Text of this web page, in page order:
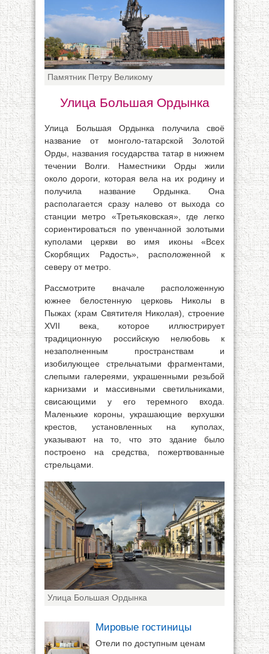
Памятник Петру Великому
Улица Большая Ордынка
Улица Большая Ордынка получила своё
название от монголо-татарской Золотой
Орды, названия государства татар в нижнем
течении Волги. Наместники Орды жили
около дороги, которая вела на их родину и
получила название Ордынка. Она
располагается сразу налево от выхода со
станции метро «Третьяковская», где легко
сориентироваться по увенчанной золотыми
куполами церкви во имя иконы «Всех
Скорбящих Радость», расположенной к
северу от метро.
Рассмотрите вначале расположенную
южнее белостенную церковь Николы в
Пыжах (храм Святителя Николая), строение
XVII века, которое иллюстрирует
традиционную российскую нелюбовь к
незаполненным пространствам и
изобилующее стрельчатыми фрагментами,
слепыми галереями, украшенными резьбой
карнизами и массивными светильниками,
свисающими у его теремного входа.
Маленькие короны, украшающие верхушки
крестов, установленных на куполах,
указывают на то, что это здание было
построено на средства, пожертвованные
стрельцами.
Улица Большая Ордынка
Мировые гостиницы
Отели по доступным ценам